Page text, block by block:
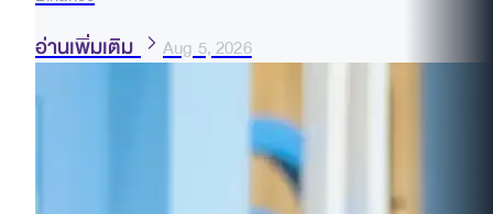
อ่านเพิ่มเติม Aug 5, 2026